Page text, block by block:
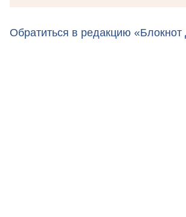
Обратиться в редакцию «Блокнот